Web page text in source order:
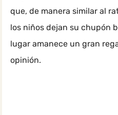
que, de manera similar al
los niños dejan su chupón
lugar amanece un gran
opinión.